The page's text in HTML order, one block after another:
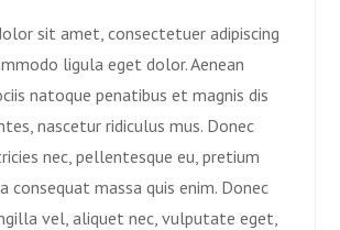
sit amet, consectetuer adipiscing
ligula eget dolor. Aenean
natoque penatibus et magnis dis
nascetur ridiculus mus. Donec
nec, pellentesque eu, pretium
consequat massa quis enim. Donec
vel, aliquet nec, vulputate eget,